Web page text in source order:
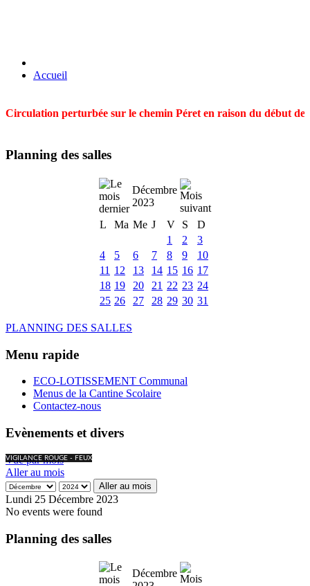
Accueil
Circulation perturbée sur le chemin Péret en raison du début
Planning des salles
Décembre
2023
L
Ma Me J V S
D
1
2
3
4
5 6 7 8 9
10
11 12 13 14 15 16 17
18 19 20 21 22 23 24
25 26 27 28 29 30 31
PLANNING DES SALLES
Menu rapide
ECO-LOTISSEMENT Communal
Menus de la Cantine Scolaire
Contactez-nous
Evènements et divers
VIGILANCE ROUGE - FEUX
Vue par mois
Aller au mois
Aller au mois
Lundi 25 Décembre 2023
No events were found
Planning des salles
Décembre